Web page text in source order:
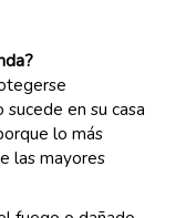
en su casa
lo más
las mayores